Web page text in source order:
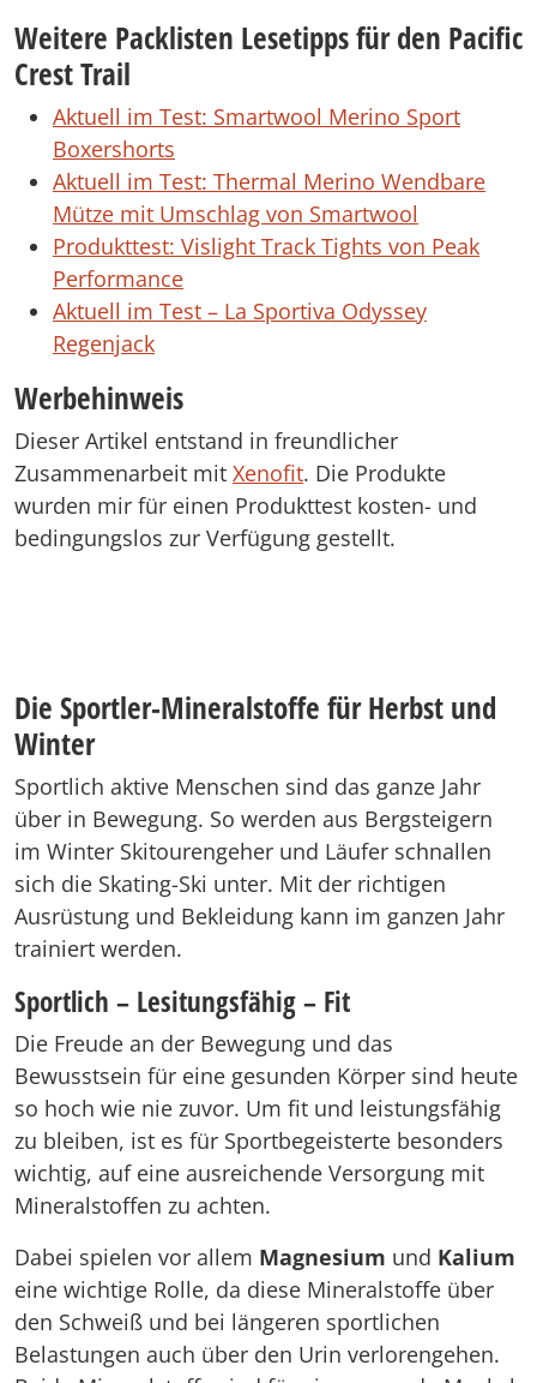
Weitere Packlisten Lesetipps für den Pacific
Crest Trail
Aktuell im Test: Smartwool Merino Sport
Boxershorts
Aktuell im Test: Thermal Merino Wendbare
Mütze mit Umschlag von Smartwool
Produkttest: Vislight Track Tights von Peak
Performance
Aktuell im Test – La Sportiva Odyssey
Regenjack
Werbehinweis
Dieser Artikel entstand in freundlicher
Zusammenarbeit mit Xenofit. Die Produkte
wurden mir für einen Produkttest kosten- und
bedingungslos zur Verfügung gestellt.
Die Sportler-Mineralstoffe für Herbst und
Winter
Sportlich aktive Menschen sind das ganze Jahr
über in Bewegung. So werden aus Bergsteigern
im Winter Skitourengeher und Läufer schnallen
sich die Skating-Ski unter. Mit der richtigen
Ausrüstung und Bekleidung kann im ganzen Jahr
trainiert werden.
Sportlich – Lesitungsfähig – Fit
Die Freude an der Bewegung und das
Bewusstsein für eine gesunden Körper sind heute
so hoch wie nie zuvor. Um fit und leistungsfähig
zu bleiben, ist es für Sportbegeisterte besonders
wichtig, auf eine ausreichende Versorgung mit
Mineralstoffen zu achten.
Dabei spielen vor allem Magnesium und Kalium
eine wichtige Rolle, da diese Mineralstoffe über
den Schweiß und bei längeren sportlichen
Belastungen auch über den Urin verlorengehen.